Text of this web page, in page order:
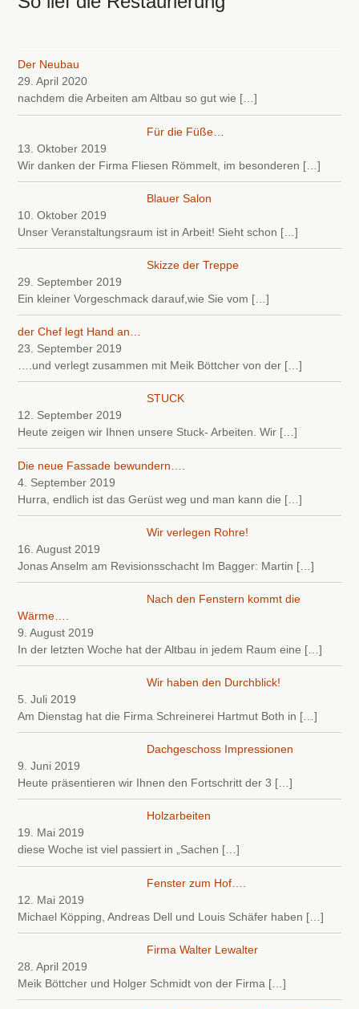
Der Neubau
29. April 2020
nachdem die Arbeiten am Altbau so gut wie […]
Für die Füße…
13. Oktober 2019
Wir danken der Firma Fliesen Römmelt, im besonderen […]
Blauer Salon
10. Oktober 2019
Unser Veranstaltungsraum ist in Arbeit! Sieht schon […]
Skizze der Treppe
29. September 2019
Ein kleiner Vorgeschmack darauf,wie Sie vom […]
der Chef legt Hand an…
23. September 2019
….und verlegt zusammen mit Meik Böttcher von der […]
STUCK
12. September 2019
Heute zeigen wir Ihnen unsere Stuck- Arbeiten. Wir […]
Die neue Fassade bewundern….
4. September 2019
Hurra, endlich ist das Gerüst weg und man kann die […]
Wir verlegen Rohre!
16. August 2019
Jonas Anselm am Revisionsschacht Im Bagger: Martin […]
Nach den Fenstern kommt die
Wärme….
9. August 2019
In der letzten Woche hat der Altbau in jedem Raum eine […]
Wir haben den Durchblick!
5. Juli 2019
Am Dienstag hat die Firma Schreinerei Hartmut Both in […]
Dachgeschoss Impressionen
9. Juni 2019
Heute präsentieren wir Ihnen den Fortschritt der 3 […]
Holzarbeiten
19. Mai 2019
diese Woche ist viel passiert in „Sachen […]
Fenster zum Hof….
12. Mai 2019
Michael Köpping, Andreas Dell und Louis Schäfer haben […]
Firma Walter Lewalter
28. April 2019
Meik Böttcher und Holger Schmidt von der Firma […]